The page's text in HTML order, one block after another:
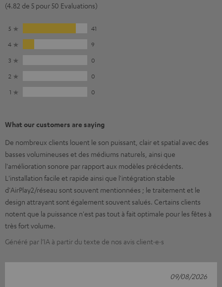
(4.82 de 5 pour 50 Evaluations)
5
41
4
9
3
0
2
0
1
0
What our customers are saying
De nombreux clients louent le son puissant, clair et spatial avec des
basses volumineuses et des médiums naturels, ainsi que
l'amélioration sonore par rapport aux modèles précédents.
L'installation facile et rapide ainsi que l'intégration stable
d'AirPlay2/réseau sont souvent mentionnées ; le traitement et le
design attrayant sont également souvent salués. Certains clients
notent que la puissance n'est pas tout à fait optimale pour les fêtes à
très fort volume.
Généré par l’IA à partir du texte de nos avis client·e·s
09/08/2026